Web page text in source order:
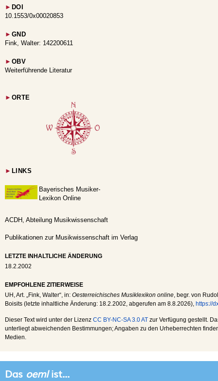
► DOI
10.1553/0x00020853
► GND
Fink, Walter: 142200611
► OBV
Weiterführende Literatur
► ORTE
► LINKS
Bayerisches Musiker-
Lexikon Online
ACDH, Abteilung Musikwissenschaft
Publikationen zur Musikwissenschaft im Verlag
LETZTE INHALTLICHE ÄNDERUNG
18.2.2002
EMPFOHLENE ZITIERWEISE
UH , Art. „Fink, Walter“, in: Oesterreichisches Musiklexikon online , begr. von
Boisits (letzte inhaltliche Änderung: 18.2.2002 , abgerufen am 8.8.2026), https://
Dieser Text wird unter der Lizenz CC BY-NC-SA 3.0 AT zur Verfügung gestellt.
unterliegt abweichenden Bestimmungen; Angaben zu den Urheberrechten
Medien.
Das oemlist...